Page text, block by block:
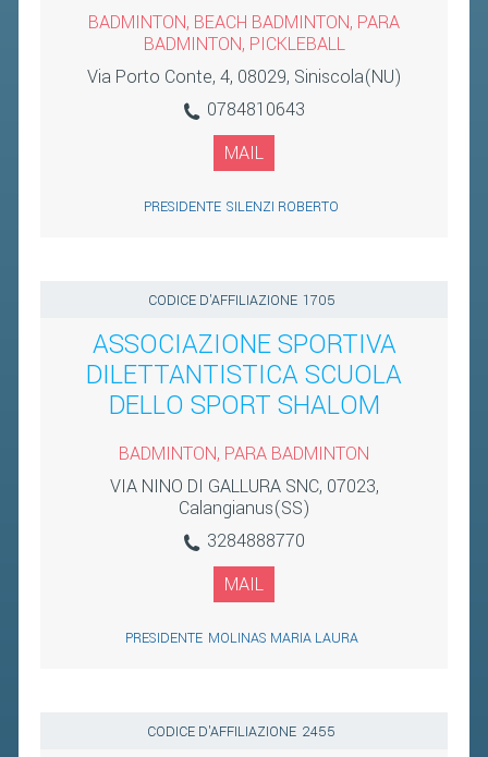
BADMINTON, BEACH BADMINTON, PARA
BADMINTON, PICKLEBALL
Via Porto Conte, 4, 08029, Siniscola(NU)
0784810643
MAIL
PRESIDENTE SILENZI ROBERTO
CODICE D'AFFILIAZIONE 1705
ASSOCIAZIONE SPORTIVA
DILETTANTISTICA SCUOLA
DELLO SPORT SHALOM
BADMINTON, PARA BADMINTON
VIA NINO DI GALLURA SNC, 07023,
Calangianus(SS)
3284888770
MAIL
PRESIDENTE MOLINAS MARIA LAURA
CODICE D'AFFILIAZIONE 2455